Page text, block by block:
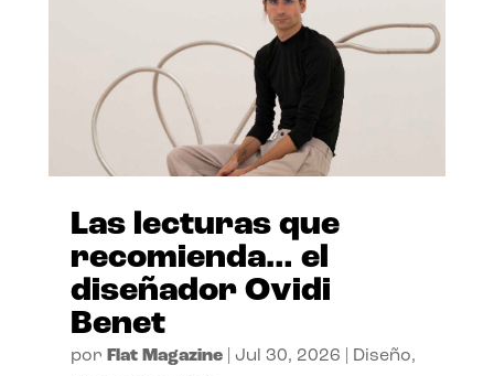
Las lecturas que
recomienda… el
diseñador Ovidi
Benet
por Flat Magazine| Jul 30, 2026 Diseño,